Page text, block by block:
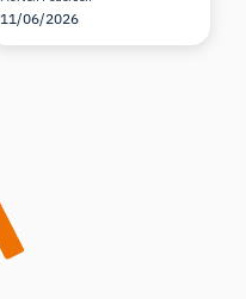
11/06/2026